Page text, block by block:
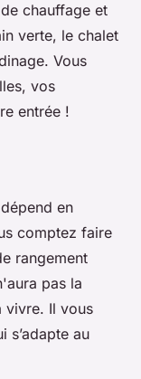
chauffage et
verte, le chalet
Vous
vos
entrée !
en
comptez faire
rangement
pas la
vivre. Il vous
s’adapte au